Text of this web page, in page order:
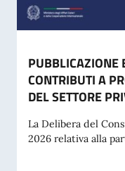
CONTRIBUTI A
DEL SETTORE
La Delibera del
2026 relativa alla